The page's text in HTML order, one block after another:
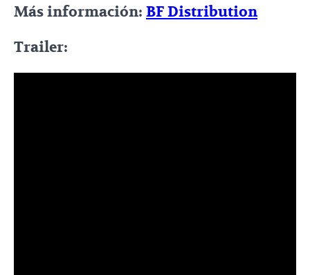
Más información: BF Distribution
Trailer: